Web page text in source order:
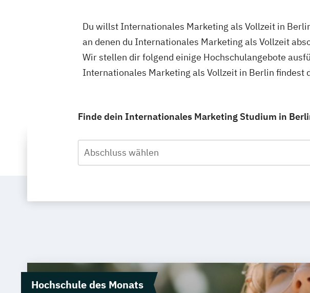
Du willst Internationales Marketing als Vollzeit in
an denen du Internationales Marketing als Vollzeit
Wir stellen dir folgend einige Hochschulangebote
Internationales Marketing als Vollzeit in Berlin findest
Finde dein Internationales Marketing Studium in
Abschluss wählen
Hochschule des Monats